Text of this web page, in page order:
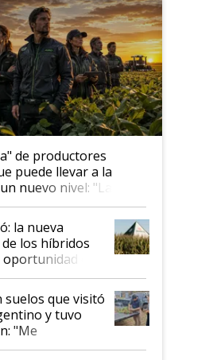
de productores
puede llevar a la
nuevo nivel: "Las
crecimiento son
la nueva
los híbridos
en
suelos que visitó
y tuvo
"Me